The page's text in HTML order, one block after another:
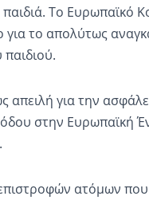
Το Ευρωπαϊκό
το απολύτως
απειλή για την
στην Ευρωπαϊκή
ατόμων που